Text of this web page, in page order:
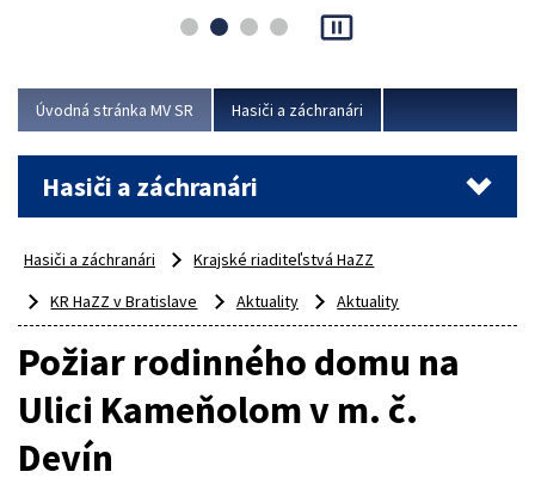
pause_presentation
Úvodná stránka MV SR Hasiči a záchranári
Hasiči a záchranári
Hasiči a záchranári
Krajské riaditeľstvá HaZZ
KR HaZZ v Bratislave
Aktuality Aktuality
Požiar rodinného domu na
Ulici Kameňolom v m. č.
Devín